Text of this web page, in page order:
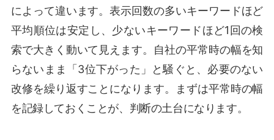
によって違います。表示回数の多いキーワードほど
平均順位は安定し、少ないキーワードほど1回の検
索で大きく動いて見えます。自社の平常時の幅を知
らないまま「3位下がった」と騒ぐと、必要のない
改修を繰り返すことになります。まずは平常時の幅
を記録しておくことが、判断の土台になります。